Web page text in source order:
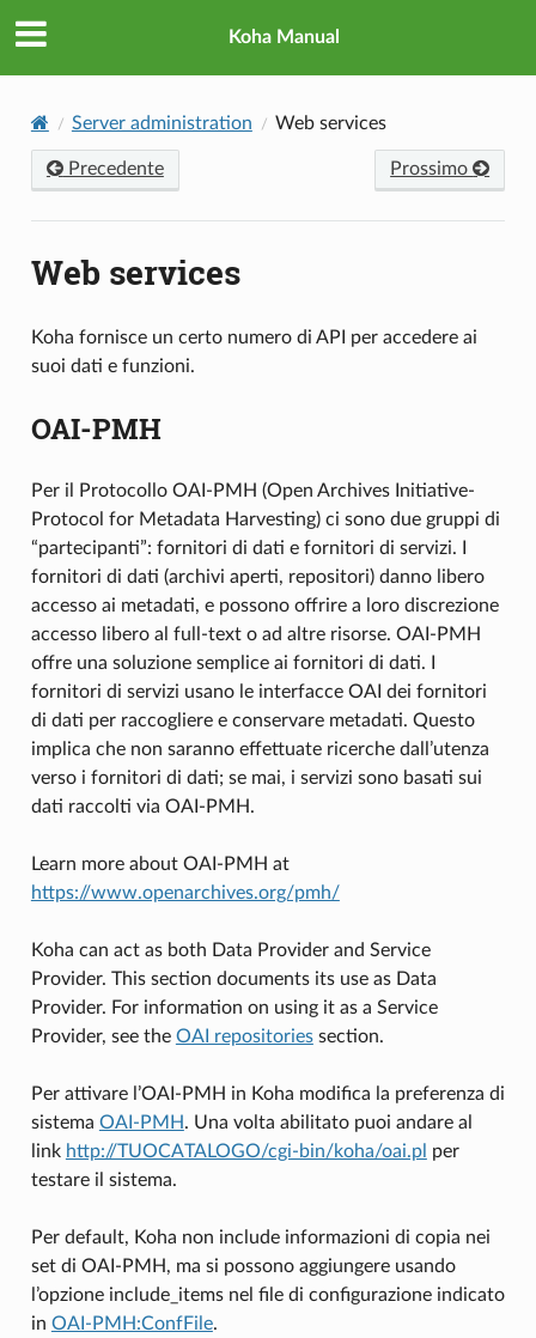
Koha Manual
Server administration Web services
Precedente Prossimo
Web services
Koha fornisce un certo numero di API per accedere ai
suoi dati e funzioni.
OAI-PMH
Per il Protocollo OAI-PMH (Open Archives Initiative-
Protocol for Metadata Harvesting) ci sono due gruppi di
“partecipanti”: fornitori di dati e fornitori di servizi. I
fornitori di dati (archivi aperti, repositori) danno libero
accesso ai metadati, e possono offrire a loro discrezione
accesso libero al full-text o ad altre risorse. OAI-PMH
offre una soluzione semplice ai fornitori di dati. I
fornitori di servizi usano le interfacce OAI dei fornitori
di dati per raccogliere e conservare metadati. Questo
implica che non saranno effettuate ricerche dall’utenza
verso i fornitori di dati; se mai, i servizi sono basati sui
dati raccolti via OAI-PMH.
Learn more about OAI-PMH at
https://www.openarchives.org/pmh/
Koha can act as both Data Provider and Service
Provider. This section documents its use as Data
Provider. For information on using it as a Service
Provider, see the OAI repositoriessection.
Per attivare l’OAI-PMH in Koha modifica la preferenza di
sistema OAI-PMH. Una volta abilitato puoi andare al
link http://TUOCATALOGO/cgi-bin/koha/oai.pl per
testare il sistema.
Per default, Koha non include informazioni di copia nei
set di OAI-PMH, ma si possono aggiungere usando
l’opzione include_items nel file di configurazione indicato
in OAI-PMH:ConfFile.